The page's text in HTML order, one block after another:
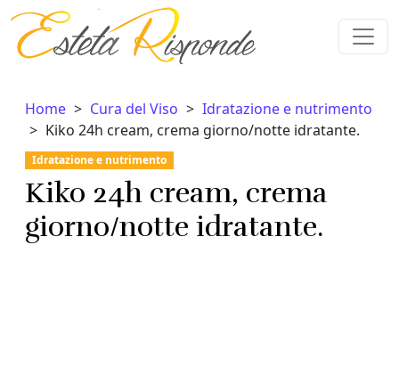
Vai al contenuto
Home Cura del Viso
Idratazione e nutrimento
Kiko 24h cream, crema giorno/notte idratante.
Idratazione e nutrimento
Kiko 24h cream, crema
giorno/notte idratante.